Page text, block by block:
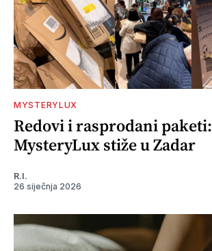
MYSTERYLUX
Redovi i rasprodani paketi:
MysteryLux stiže u Zadar
R.I.
26 siječnja 2026